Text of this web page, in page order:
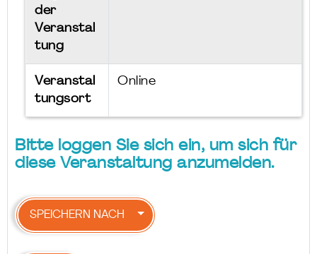
der
Veranstal
tung
Veranstal
tungsort
Online
Bitte loggen Sie sich ein, um sich für
diese Veranstaltung anzumelden.
SPEICHERN NACH